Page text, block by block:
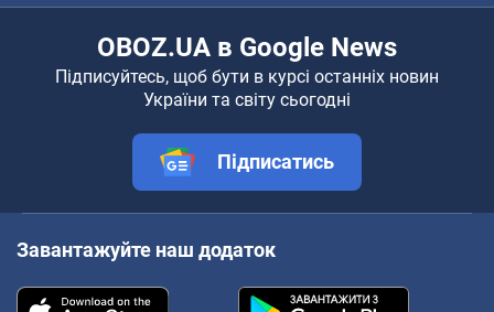
OBOZ.UA в Google News
Підписуйтесь, щоб бути в курсі останніх новин
України та світу сьогодні
Підписатись
Завантажуйте наш додаток